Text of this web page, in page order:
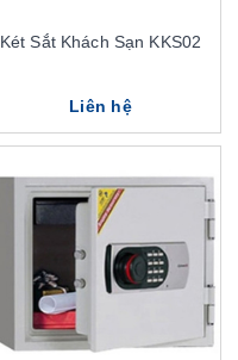
Két Sắt Khách Sạn KKS02
Liên hệ